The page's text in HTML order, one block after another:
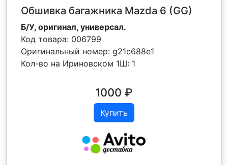
Обшивка багажника Mazda 6 (GG)
Б/У, оригинал, универсал.
Код товара: 006799
Оригинальный номер: g21c688e1
Кол-во на Ириновском 1Ш: 1
1000 ₽
Купить